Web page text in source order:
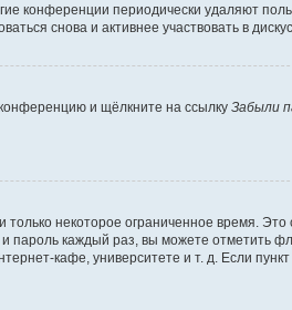
конференции периодически удаляют
снова и активнее участвовать в
и щёлкните на ссылку Забыли
некоторое ограниченное время. Это
пароль каждый раз, вы можете отметить
кафе, университете и т. д. Если пункт